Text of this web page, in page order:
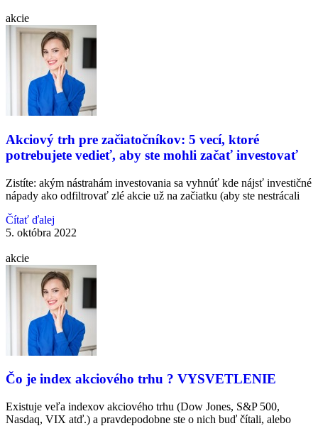
akcie
Akciový trh pre začiatočníkov: 5 vecí, ktoré
potrebujete vedieť, aby ste mohli začať investovať
Zistíte: akým nástrahám investovania sa vyhnúť kde nájsť investičné
nápady ako odfiltrovať zlé akcie už na začiatku (aby ste nestrácali
Čítať ďalej
5. októbra 2022
akcie
Čo je index akciového trhu ? VYSVETLENIE
Existuje veľa indexov akciového trhu (Dow Jones, S&P 500,
Nasdaq, VIX atď.) a pravdepodobne ste o nich buď čítali, alebo